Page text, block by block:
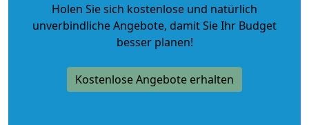
Holen Sie sich kostenlose und natürlich
unverbindliche Angebote, damit Sie Ihr Budget
besser planen!
Kostenlose Angebote erhalten